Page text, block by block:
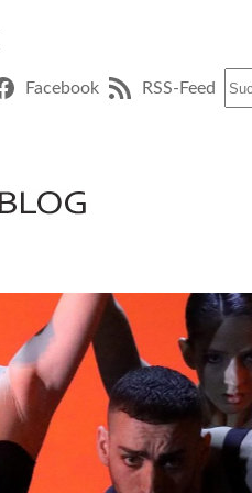
Facebook RSS-Feed